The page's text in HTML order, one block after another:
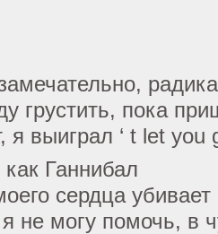
грустить, пока
я выиграл ‘ t let you
Ганнибал
сердца
не могу помочь, в